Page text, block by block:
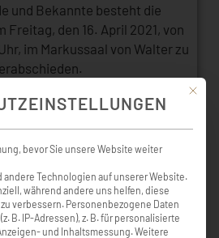
und Bekannte besteht die
Freitag, den 16. April 2021, von
im Markussaal von Walter zu
( 12 )
Mit
bevor Sie unsere Website weiter
andere Technologien auf unserer Website.
während andere uns helfen, diese
verbessern. Personenbezogene Daten
B. IP-Adressen), z. B. für personalisierte
und Inhaltsmessung.Weitere